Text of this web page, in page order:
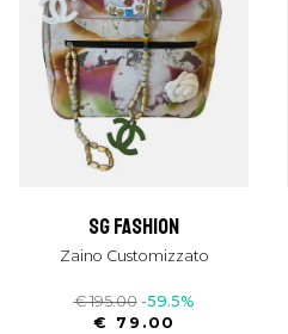
sg fashion
Zaino Customizzato
€ 195.00 -59.5%
€ 79.00